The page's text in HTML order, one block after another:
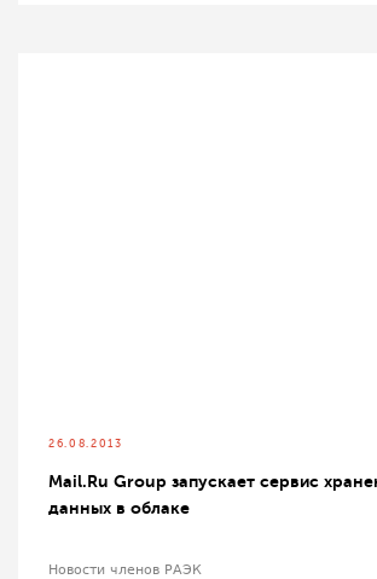
26.08.2013
Mail.Ru Group запускает сервис
данных в облаке
Новости членов РАЭК